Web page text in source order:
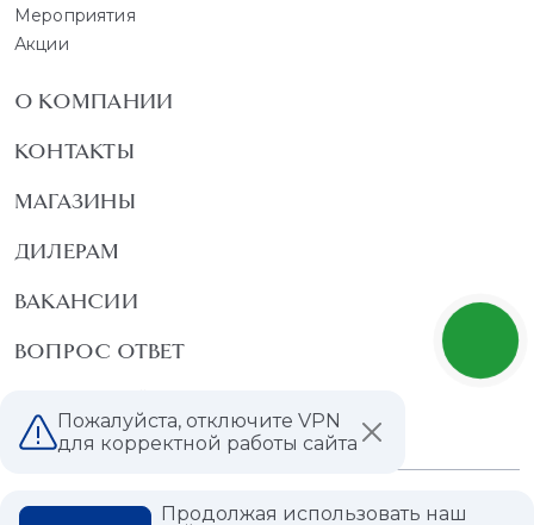
Мероприятия
Акции
О КОМПАНИИ
КОНТАКТЫ
МАГАЗИНЫ
ДИЛЕРАМ
ВАКАНСИИ
ВОПРОС ОТВЕТ
Политика конфиденциальности
Пожалуйста, отключите VPN
для корректной работы сайта
Продолжая использовать наш